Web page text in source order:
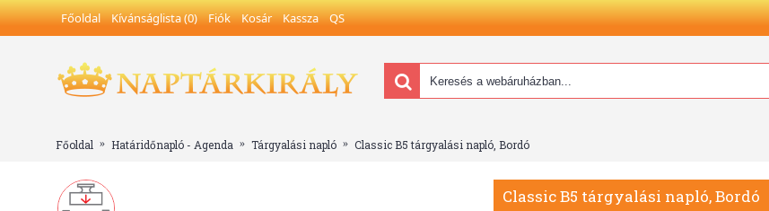
Főoldal Kívánságlista (0) Fiók Kosár Kassza QS
Főoldal Határidőnapló - Agenda Tárgyalási napló Classic B5 tárgyalási napló, Bordó
Classic B5 tárgyalási napló, Bordó